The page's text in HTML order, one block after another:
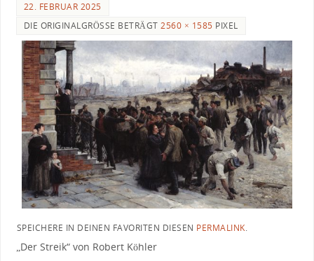
22. FEBRUAR 2025
DIE ORIGINALGRÖSSE BETRÄGT 2560 × 1585 PIXEL
SPEICHERE IN DEINEN FAVORITEN DIESEN PERMALINK.
„Der Streik“ von Robert Köhler